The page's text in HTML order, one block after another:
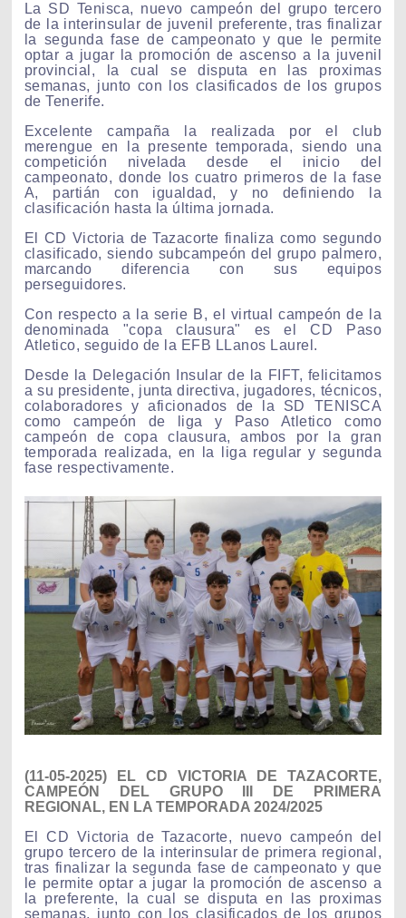
La SD Tenisca, nuevo campeón del grupo tercero
de la interinsular de juvenil preferente, tras finalizar
la segunda fase de campeonato y que le permite
optar a jugar la promoción de ascenso a la juvenil
provincial, la cual se disputa en las proximas
semanas, junto con los clasificados de los grupos
de Tenerife.
Excelente campaña la realizada por el club
merengue en la presente temporada, siendo una
competición nivelada desde el inicio del
campeonato, donde los cuatro primeros de la fase
A, partián con igualdad, y no definiendo la
clasificación hasta la última jornada.
El CD Victoria de Tazacorte finaliza como segundo
clasificado, siendo subcampeón del grupo palmero,
marcando diferencia con sus equipos
perseguidores.
Con respecto a la serie B, el virtual campeón de la
denominada "copa clausura" es el CD Paso
Atletico, seguido de la EFB LLanos Laurel.
Desde la Delegación Insular de la FIFT, felicitamos
a su presidente, junta directiva, jugadores, técnicos,
colaboradores y aficionados de la SD TENISCA
como campeón de liga y Paso Atletico como
campeón de copa clausura, ambos por la gran
temporada realizada, en la liga regular y segunda
fase respectivamente.
(11-05-2025) EL CD VICTORIA DE TAZACORTE,
CAMPEÓN DEL GRUPO III DE PRIMERA
REGIONAL, EN LA TEMPORADA 2024/2025
El CD Victoria de Tazacorte, nuevo campeón del
grupo tercero de la interinsular de primera regional,
tras finalizar la segunda fase de campeonato y que
le permite optar a jugar la promoción de ascenso a
la preferente, la cual se disputa en las proximas
semanas, junto con los clasificados de los grupos